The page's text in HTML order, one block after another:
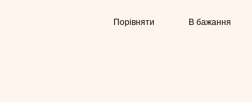
Порівняти В бажання